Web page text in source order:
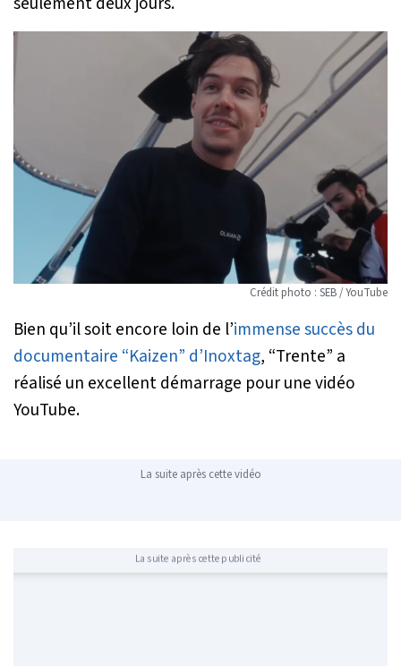
Crédit photo : SEB / YouTube
Bien qu’il soit encore loin de l’immense succès du
documentaire “Kaizen” d’Inoxtag, “Trente” a
réalisé un excellent démarrage pour une vidéo
YouTube.
La suite après cette vidéo
La suite après cette publicité